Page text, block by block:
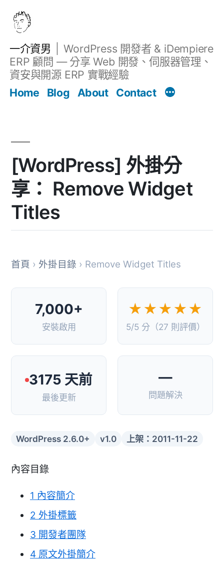
一介資男
WordPress 開發者 & iDempiere
ERP 顧問 — 分享 Web 開發、伺服器管理、
資安與開源 ERP 實戰經驗
Home
Blog About Contact
[WordPress] 外掛分
享： Remove Widget
Titles
首頁 › 外掛目錄 › Remove Widget Titles
7,000+
安裝啟用
★★★★★
5/5 分（27 則評價）
3175 天前
最後更新
—
問題解決
WordPress 2.6.0+ v1.0 上架：2011-11-22
內容目錄
1 內容簡介
2 外掛標籤
3 開發者團隊
4 原文外掛簡介
文章